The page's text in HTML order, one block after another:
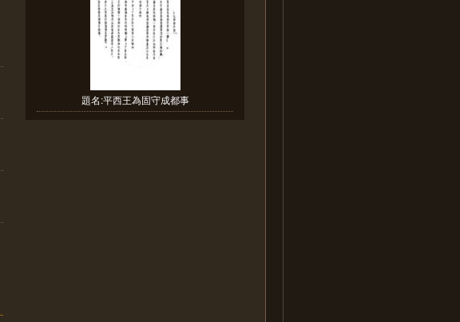
題名:平西王為固守成都事